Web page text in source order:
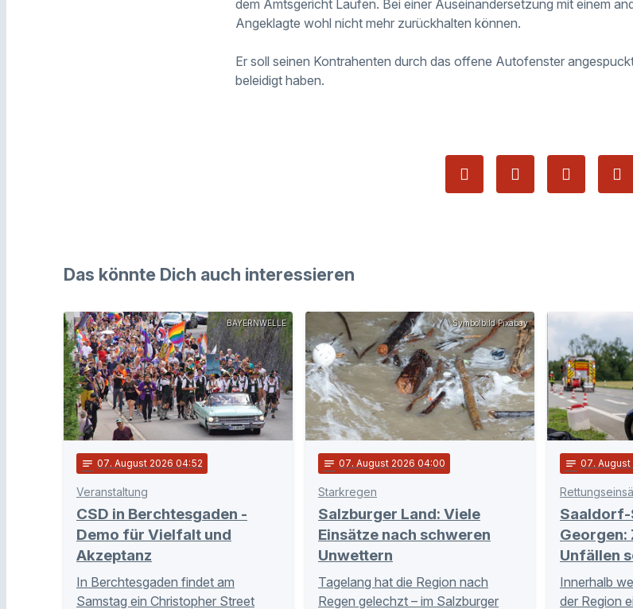
dem Amtsgericht Laufen. Bei einer Auseinandersetzung mit einem
Angeklagte wohl nicht mehr zurückhalten können.
Er soll seinen Kontrahenten durch das offene Autofenster
beleidigt haben.
Das könnte Dich auch interessieren
BAYERNWELLE
notes 07. August 2026 04:52
Veranstaltung
CSD in Berchtesgaden -
Demo für Vielfalt und
Akzeptanz
In Berchtesgaden findet am
Samstag ein Christopher Street
Symbolbild Pixabay
notes 07. August 2026 04:00
Starkregen
Salzburger Land: Viele
Einsätze nach schweren
Unwettern
Tagelang hat die Region nach
Regen gelechzt – im Salzburger
notes 07.
Saaldorf-
Unfällen
Innerhalb
der Region